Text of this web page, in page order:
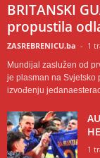
BRITANSKI
propustila
ZASREBRENICU.ba - 1
Mundijal zaslužen od
je plasman na Svjetsko
izvođenju
1